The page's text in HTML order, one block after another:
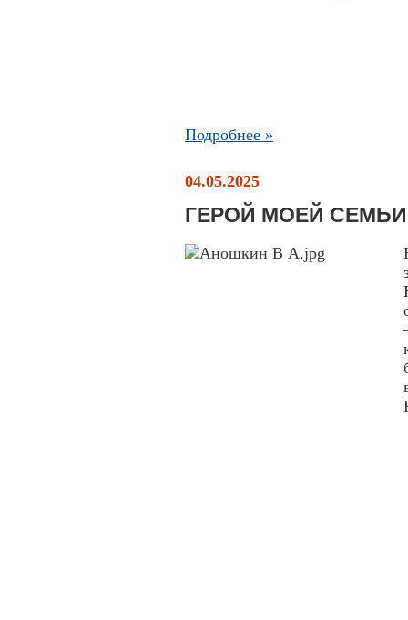
Подробнее »
04.05.2025
ГЕРОЙ МОЕЙ СЕМЬИ